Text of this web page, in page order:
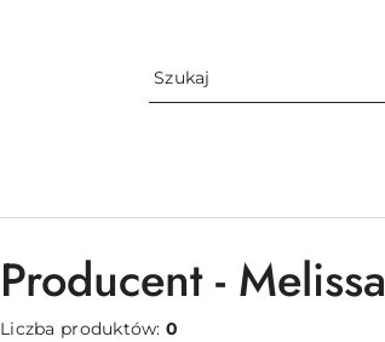
Producent - Melissa
Liczba produktów:0